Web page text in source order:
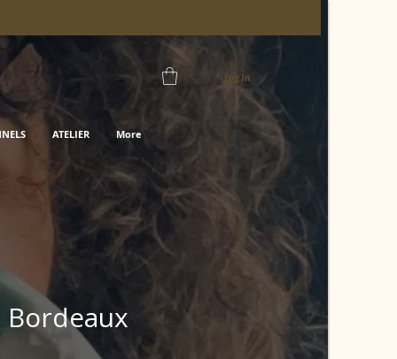
Log In
ATELIER More